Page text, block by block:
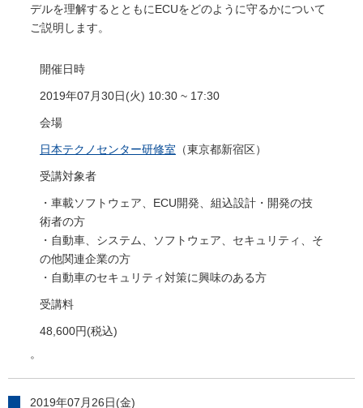
デルを理解するとともにECUをどのように守るかについて
ご説明します。
開催日時
2019年07月30日(火) 10:30 ~ 17:30
会場
日本テクノセンター研修室 （東京都新宿区）
受講対象者
・車載ソフトウェア、ECU開発、組込設計・開発の技
術者の方
・自動車、システム、ソフトウェア、セキュリティ、そ
の他関連企業の方
・自動車のセキュリティ対策に興味のある方
受講料
48,600円(税込)
。
2019年07月26日(金)